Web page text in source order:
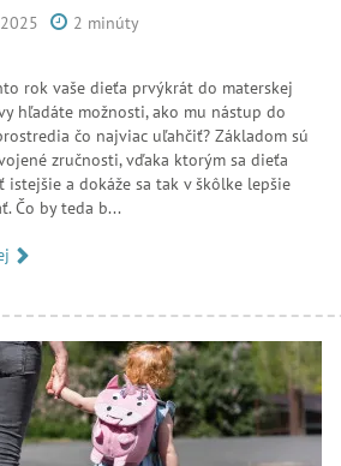
2 minúty
rok vaše dieťa prvýkrát do materskej
hľadáte možnosti, ako mu nástup do
čo najviac uľahčiť? Základom sú
zručnosti, vďaka ktorým sa dieťa
istejšie a dokáže sa tak v škôlke lepšie
Čo by teda b...